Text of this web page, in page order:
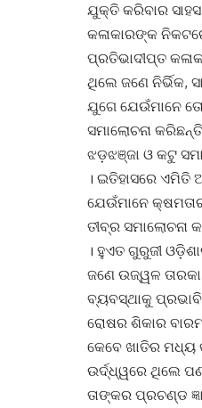
ଯୁକ୍ତି କରିବାର
କଳାକାରଙ୍କ
ପ୍ରତିଭାଦୀପ୍ତ
ଥିଲେ ଜଣେ ନିର୍ଭିକ,
ଯୁଗେ ଯେଉଁମାନେ
ସମାଲୋଚନା
ଝଡ଼ଝଞ୍ଜା ଓ କଟୁ
। ଇତିହାସରେ ଏମିତି
ଯେଉଁମାନେ
ତୀବ୍ର
। ହୁଏତ ଗୁରୁଜୀ
ଜଣେ ଉଜ୍ୱଳ
ବ୍ୟବସ୍ଥାକୁ
ରୋଷର ଶିକାର
କେବେ ଖାତିର
ଉର୍ଦ୍ଧ୍ୱରେ ଥିଲେ
ତାଙ୍କର ପ୍ରଚଣ୍ଡ